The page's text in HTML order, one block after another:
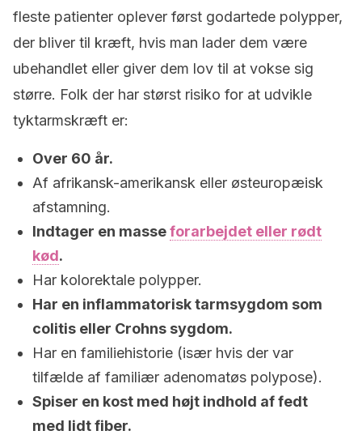
fleste patienter oplever først godartede polypper,
der bliver til kræft, hvis man lader dem være
ubehandlet eller giver dem lov til at vokse sig
større. Folk der har størst risiko for at udvikle
tyktarmskræft er:
Over 60 år.
Af afrikansk-amerikansk eller østeuropæisk
afstamning.
Indtager en masseforarbejdet eller rødt
kød.
Har kolorektale polypper.
Har en inflammatorisk tarmsygdom som
colitis eller Crohns sygdom.
Har en familiehistorie (især hvis der var
tilfælde af familiær adenomatøs polypose).
Spiser en kost med højt indhold af fedt
med lidt fiber.